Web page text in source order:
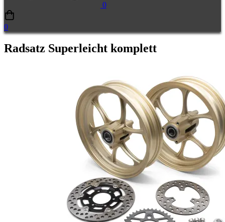
0
0
Radsatz Superleicht komplett